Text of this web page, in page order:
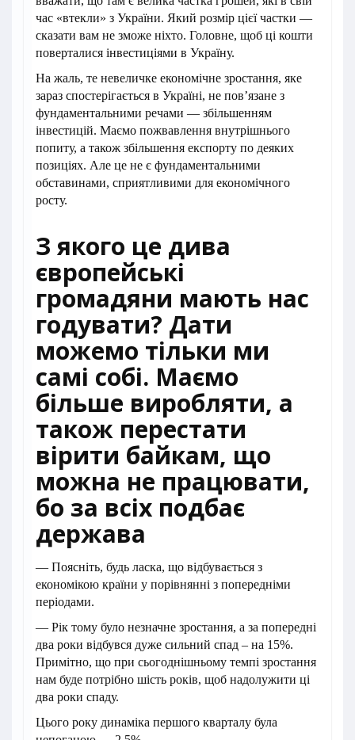
час «втекли» з України. Який розмір цієї частки —
сказати вам не зможе ніхто. Головне, щоб ці кошти
поверталися інвестиціями в Україну.
На жаль, те невеличке економічне зростання, яке
зараз спостерігається в Україні, не пов’язане з
фундаментальними речами — збільшенням
інвестицій. Маємо пожвавлення внутрішнього
попиту, а також збільшення експорту по деяких
позиціях. Але це не є фундаментальними
обставинами, сприятливими для економічного
росту.
З якого це дива
європейські
громадяни мають нас
годувати? Дати
можемо тільки ми
самі собі. Маємо
більше виробляти, а
також перестати
вірити байкам, що
можна не працювати,
бо за всіх подбає
держава
— Поясніть, будь ласка, що відбувається з
економікою країни у порівнянні з попередніми
періодами.
— Рік тому було незначне зростання, а за попередні
два роки відбувся дуже сильний спад – на 15%.
Примітно, що при сьогоднішньому темпі зростання
нам буде потрібно шість років, щоб надолужити ці
два роки спаду.
Цього року динаміка першого кварталу була